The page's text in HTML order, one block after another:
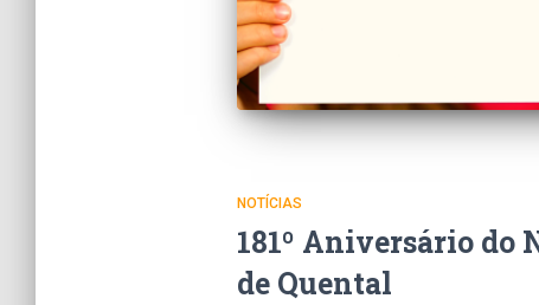
NOTÍCIAS
181º Aniversário do
de Quental